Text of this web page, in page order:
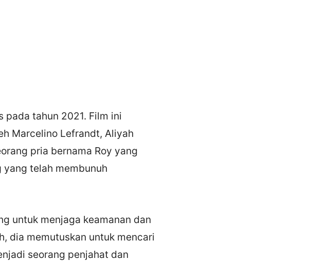
pada tahun 2021. Film ini
Marcelino Lefrandt, Aliyah
pria bernama Roy yang
telah membunuh
untuk menjaga keamanan dan
dia memutuskan untuk mencari
seorang penjahat dan